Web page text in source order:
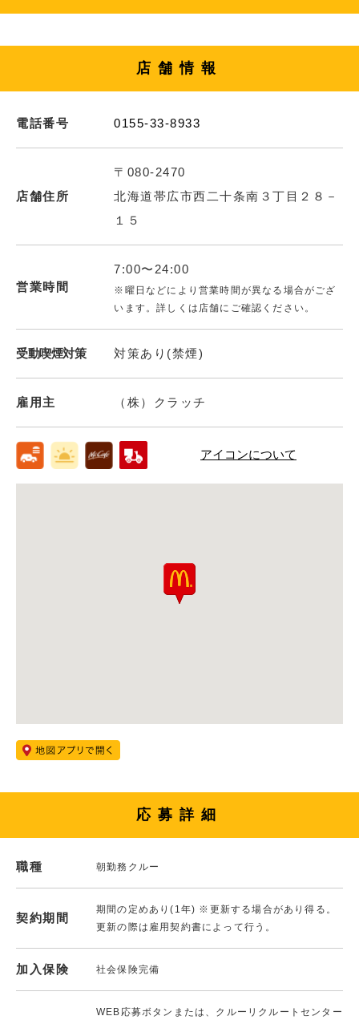
店舗情報
電話番号 0155-33-8933
店舗住所
〒080-2470
北海道帯広市西二十条南３丁目２８－
１５
営業時間
7:00〜24:00
※曜日などにより営業時間が異なる場合がござ
います。詳しくは店舗にご確認ください。
受動喫煙対策 対策あり(禁煙)
雇用主 （株）クラッチ
アイコンについて
応募詳細
職種 朝勤務クルー
契約期間
期間の定めあり(1年) ※更新する場合があり得る。
更新の際は雇用契約書によって行う。
加入保険 社会保険完備
WEB応募ボタンまたは、クルーリクルートセンター